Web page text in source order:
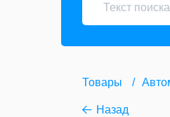
Товары
Назад